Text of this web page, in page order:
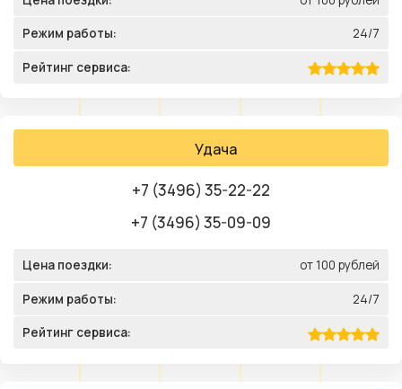
Режим работы: 24/7
Рейтинг сервиса:
Удача
+7 (3496) 35-22-22
+7 (3496) 35-09-09
Цена поездки: от 100 рублей
Режим работы: 24/7
Рейтинг сервиса: